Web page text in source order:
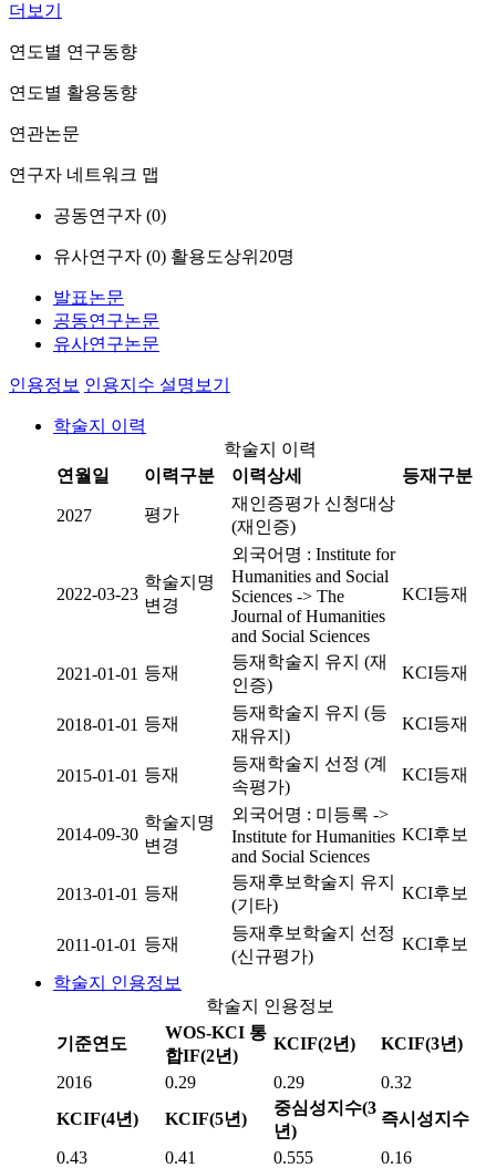
더보기
연도별 연구동향
연도별 활용동향
연관논문
연구자 네트워크 맵
공동연구자 (0)
유사연구자 (0) 활용도상위20명
발표논문
공동연구논문
유사연구논문
인용정보 인용지수 설명보기
학술지 이력
학술지 이력
연월일
이력구분 이력상세 등재구분
2027 평가
재인증평가 신청대상
(재인증)
2022-03-23
학술지명
변경
외국어명 : Institute for
Humanities and Social
Sciences -> The
Journal of Humanities
and Social Sciences
KCI등재
2021-01-01 등재
등재학술지 유지 (재
인증)
KCI등재
2018-01-01 등재
등재학술지 유지 (등
재유지)
KCI등재
2015-01-01 등재
등재학술지 선정 (계
속평가)
KCI등재
2014-09-30
학술지명
변경
외국어명 : 미등록 ->
Institute for Humanities
and Social Sciences
KCI후보
2013-01-01 등재
등재후보학술지 유지
(기타)
KCI후보
2011-01-01 등재
등재후보학술지 선정
(신규평가)
KCI후보
학술지 인용정보
학술지 인용정보
기준연도
WOS-KCI 통
합IF(2년)
KCIF(2년) KCIF(3년)
2016 0.29 0.29
0.32
KCIF(4년)
KCIF(5년)
중심성지수(3
년)
즉시성지수
0.43 0.41 0.555 0.16